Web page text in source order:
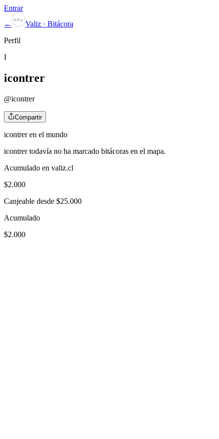
Entrar
←
Valiz · Bitácora
Perfil
I
icontrer
@icontrer
Compartir
icontreren el mundo
icontrertodavía no ha marcado bitácoras en el mapa.
Acumulado en valiz.cl
$2.000
Canjeable desde $25.000
Acumulado
$2.000